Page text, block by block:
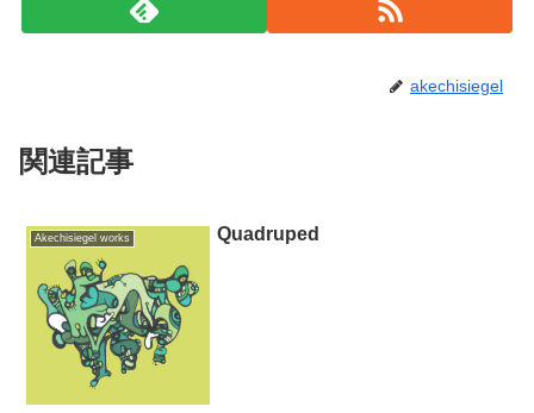
akechisiegel
関連記事
Akechisiegel works Quadruped